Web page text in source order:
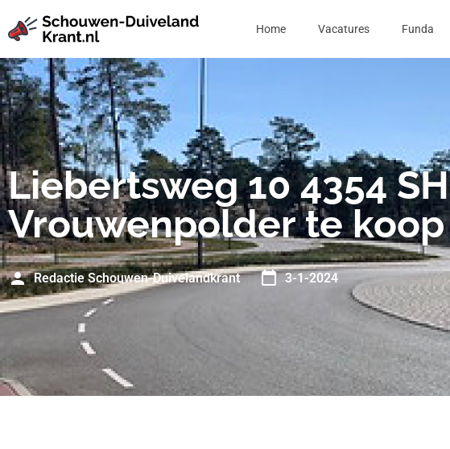
Home Vacatures Funda
Liebertsweg 10 4354 SH
Vrouwenpolder te koop
Redactie Schouwen-Duivelandkrant 3-1-2024